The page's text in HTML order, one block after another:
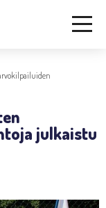
julkaistu